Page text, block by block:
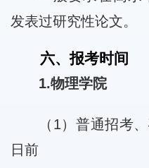
发表过研究性论文。
六、报考时间
1.物理学院
（1）普通招考
日前